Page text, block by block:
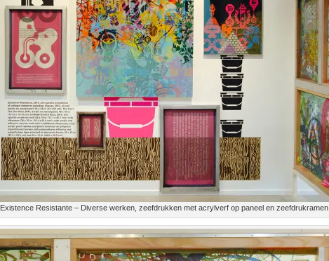
Resistante – Diverse werken, zeefdrukken met acrylverf op paneel en zeefdrukramen